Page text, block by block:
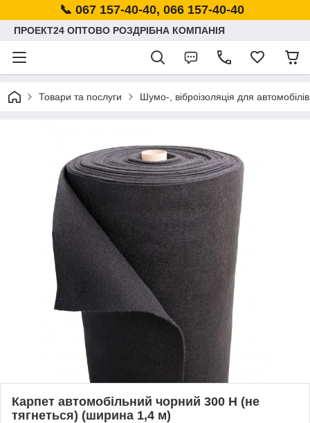
📞 067 157-40-40, 066 157-40-40
ПРОЕКТ24 ОПТОВО РОЗДРІБНА КОМПАНІЯ
Товари та послуги Шумо-, віброізоляція для автомобілів
Карпет автомобільний чорний 300 Н (не
тягнеться) (ширина 1,4 м)